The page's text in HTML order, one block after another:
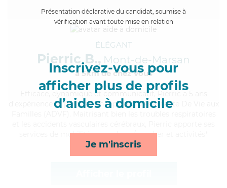
Présentation déclarative du candidat, soumise à
vérification avant toute mise en relation
Inscrivez-vous pour
afficher plus de profils
d’aides à domicile
Je m'inscris
ÉLÉGANT
Pierric B., Mont-de-Marsan
à 5km de chez Vous
, dynamique et communicatif, Pierric a 5 ans
d'expérience et possède un diplôme d'Assistante De Vie aux
services de mobilité, repas, lever/coucher et activités*